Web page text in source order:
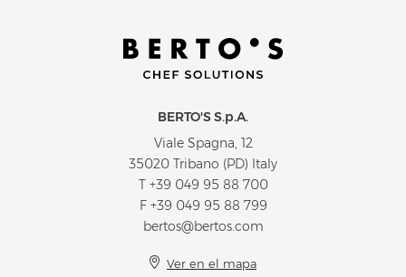
BERTO'S S.p.A.
Viale Spagna, 12
35020 Tribano (PD) Italy
T +39 049 95 88 700
F +39 049 95 88 799
bertos@bertos.com
Ver en el mapa